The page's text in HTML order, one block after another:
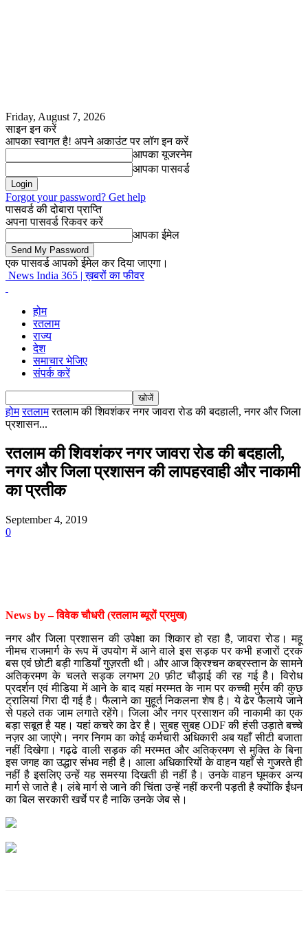
Friday, August 7, 2026
साइन इन करें
आपका स्वागत है! अपने अकाउंट पर लॉग इन करें
आपका यूजरनेम
आपका पासवर्ड
Forgot your password? Get help
पासवर्ड की दोबारा प्राप्ति
अपना पासवर्ड रिकवर करें
आपका ईमेल
एक पासवर्ड आपको ईमेल कर दिया जाएगा।
News India 365 | ख़बरों का फीवर
होम
रतलाम
राज्य
देश
समाचार भेजिए
संपर्क करें
होम रतलाम रतलाम की शिवशंकर नगर जावरा रोड की बदहाली, नगर और जिला
प्रशासन...
रतलाम की शिवशंकर नगर जावरा रोड की बदहाली,
नगर और जिला प्रशासन की लापहरवाही और नाकामी
का प्रतीक
September 4, 2019
0
News by – विवेक चौधरी (रतलाम ब्यूरों प्रमुख)
नगर और जिला प्रशासन की उपेक्षा का शिकार हो रहा है, जावरा रोड। महू
नीमच राजमार्ग के रूप में उपयोग में आने वाले इस सड़क पर कभी हजारों ट्रक
बस एवं छोटी बड़ी गाडियाँ गुज़रती थी। और आज क्रिश्चन कब्रस्तान के सामने
अतिक्रमण के चलते सड़क लगभग 20 फ़ीट चौड़ाई की रह गई है। विरोध
प्रदर्शन एवं मीडिया में आने के बाद यहां मरम्मत के नाम पर कच्ची मुर्रम की कुछ
ट्रालियां गिरा दी गई है। फैलाने का मुहूर्त निकलना शेष है। ये ढेर फैलाये जाने
से पहले तक जाम लगाते रहेंगे। जिला और नगर प्रसाशन की नाकामी का एक
बड़ा सबूत है यह। यहां कचरे का ढेर है। सुबह सुबह ODF की हंसी उड़ाते बच्चे
नज़र आ जाएंगे। नगर निगम का कोई कर्मचारी अधिकारी अब यहाँ सीटी बजाता
नहीं दिखेगा। गढ्ढे वाली सड़क की मरम्मत और अतिक्रमण से मुक्ति के बिना
इस जगह का उद्धार संभव नही है। आला अधिकारियों के वाहन यहाँ से गुजरते ही
नहीं है इसलिए उन्हें यह समस्या दिखती ही नहीं है। उनके वाहन घूमकर अन्य
मार्ग से जाते है। लंबे मार्ग से जाने की चिंता उन्हें नहीं करनी पड़ती है क्योंकि ईंधन
का बिल सरकारी खर्चे पर है नाकि उनके जेब से।